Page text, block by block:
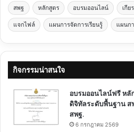
สพฐ หลักสูตร อบรมออนไลน์ เกีย
แจกไฟล์ แผนการจัดการเรียนรู้ แผนก
กิจกรรมน่าสนใจ
อบรมออนไลน์ฟรี ห
ดิจิทัลระดับพื้นฐาน ส
สพฐ.
6 กรกฎาคม 2569